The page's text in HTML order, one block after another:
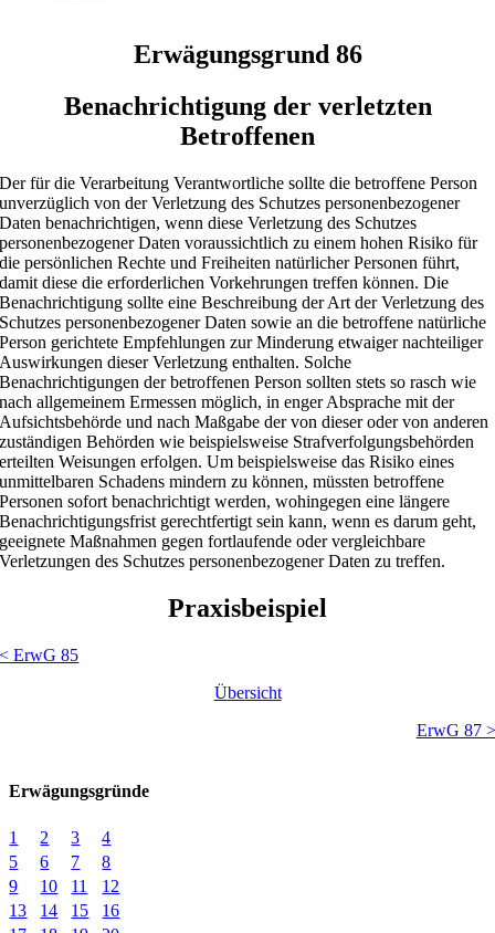
Erwägungsgrund 86
Benachrichtigung der verletzten
Betroffenen
Der für die Verarbeitung Verantwortliche sollte die betroffene Person
unverzüglich von der Verletzung des Schutzes personenbezogener
Daten benachrichtigen, wenn diese Verletzung des Schutzes
personenbezogener Daten voraussichtlich zu einem hohen Risiko für
die persönlichen Rechte und Freiheiten natürlicher Personen führt,
damit diese die erforderlichen Vorkehrungen treffen können. Die
Benachrichtigung sollte eine Beschreibung der Art der Verletzung des
Schutzes personenbezogener Daten sowie an die betroffene natürliche
Person gerichtete Empfehlungen zur Minderung etwaiger nachteiliger
Auswirkungen dieser Verletzung enthalten. Solche
Benachrichtigungen der betroffenen Person sollten stets so rasch wie
nach allgemeinem Ermessen möglich, in enger Absprache mit der
Aufsichtsbehörde und nach Maßgabe der von dieser oder von anderen
zuständigen Behörden wie beispielsweise Strafverfolgungsbehörden
erteilten Weisungen erfolgen. Um beispielsweise das Risiko eines
unmittelbaren Schadens mindern zu können, müssten betroffene
Personen sofort benachrichtigt werden, wohingegen eine längere
Benachrichtigungsfrist gerechtfertigt sein kann, wenn es darum geht,
geeignete Maßnahmen gegen fortlaufende oder vergleichbare
Verletzungen des Schutzes personenbezogener Daten zu treffen.
Praxisbeispiel
< ErwG 85
Übersicht
ErwG 87 >
Erwägungsgründe
1 2 3
4
5
6 7
8
9
10 11
12
13
14 15
16